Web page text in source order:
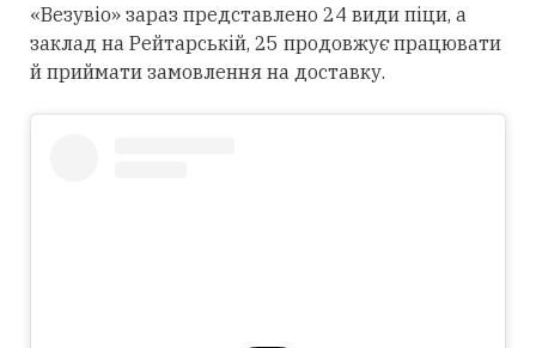
«Везувіо» зараз представлено 24 види піци, а
заклад на Рейтарській, 25 продовжує працювати
й приймати замовлення на доставку.